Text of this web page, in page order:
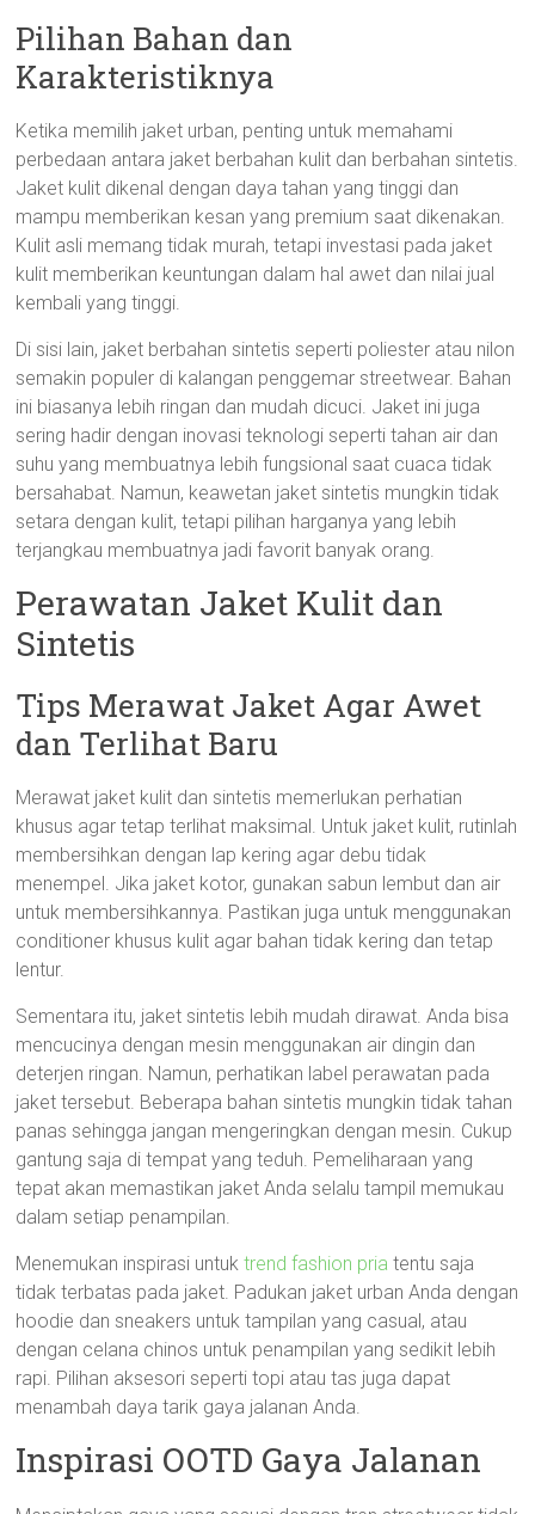
Pilihan Bahan dan
Karakteristiknya
Ketika memilih jaket urban, penting untuk memahami
perbedaan antara jaket berbahan kulit dan berbahan sintetis.
Jaket kulit dikenal dengan daya tahan yang tinggi dan
mampu memberikan kesan yang premium saat dikenakan.
Kulit asli memang tidak murah, tetapi investasi pada jaket
kulit memberikan keuntungan dalam hal awet dan nilai jual
kembali yang tinggi.
Di sisi lain, jaket berbahan sintetis seperti poliester atau nilon
semakin populer di kalangan penggemar streetwear. Bahan
ini biasanya lebih ringan dan mudah dicuci. Jaket ini juga
sering hadir dengan inovasi teknologi seperti tahan air dan
suhu yang membuatnya lebih fungsional saat cuaca tidak
bersahabat. Namun, keawetan jaket sintetis mungkin tidak
setara dengan kulit, tetapi pilihan harganya yang lebih
terjangkau membuatnya jadi favorit banyak orang.
Perawatan Jaket Kulit dan
Sintetis
Tips Merawat Jaket Agar Awet
dan Terlihat Baru
Merawat jaket kulit dan sintetis memerlukan perhatian
khusus agar tetap terlihat maksimal. Untuk jaket kulit, rutinlah
membersihkan dengan lap kering agar debu tidak
menempel. Jika jaket kotor, gunakan sabun lembut dan air
untuk membersihkannya. Pastikan juga untuk menggunakan
conditioner khusus kulit agar bahan tidak kering dan tetap
lentur.
Sementara itu, jaket sintetis lebih mudah dirawat. Anda bisa
mencucinya dengan mesin menggunakan air dingin dan
deterjen ringan. Namun, perhatikan label perawatan pada
jaket tersebut. Beberapa bahan sintetis mungkin tidak tahan
panas sehingga jangan mengeringkan dengan mesin. Cukup
gantung saja di tempat yang teduh. Pemeliharaan yang
tepat akan memastikan jaket Anda selalu tampil memukau
dalam setiap penampilan.
Menemukan inspirasi untuktrend fashion pria tentu saja
tidak terbatas pada jaket. Padukan jaket urban Anda dengan
hoodie dan sneakers untuk tampilan yang casual, atau
dengan celana chinos untuk penampilan yang sedikit lebih
rapi. Pilihan aksesori seperti topi atau tas juga dapat
menambah daya tarik gaya jalanan Anda.
Inspirasi OOTD Gaya Jalanan